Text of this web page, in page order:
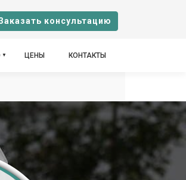
консультацию
ЦЕНЫ КОНТАКТЫ